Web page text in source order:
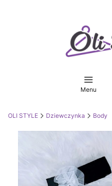
Menu
OLI STYLE Dziewczynka Body